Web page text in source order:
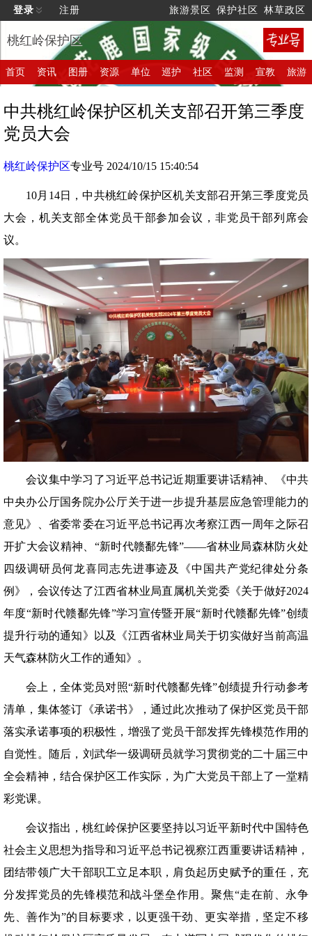
登录 注册 旅游景区 保护社区 林草政区
桃红岭保护区
首页 资讯 图册 资源 单位 巡护 社区 监测 宣教 旅游
中共桃红岭保护区机关支部召开第三季度
党员大会
桃红岭保护区专业号 2024/10/15 15:40:54
10月14日，中共桃红岭保护区机关支部召开第三季度党员
大会，机关支部全体党员干部参加会议，非党员干部列席会
议。
会议集中学习了习近平总书记近期重要讲话精神、《中共
中央办公厅国务院办公厅关于进一步提升基层应急管理能力的
意见》、省委常委在习近平总书记再次考察江西一周年之际召
开扩大会议精神、“新时代赣鄱先锋”——省林业局森林防火处
四级调研员何龙喜同志先进事迹及《中国共产党纪律处分条
例》，会议传达了江西省林业局直属机关党委《关于做好2024
年度“新时代赣鄱先锋”学习宣传暨开展“新时代赣鄱先锋”创绩
提升行动的通知》以及《江西省林业局关于切实做好当前高温
天气森林防火工作的通知》。
会上，全体党员对照“新时代赣鄱先锋”创绩提升行动参考
清单，集体签订《承诺书》，通过此次推动了保护区党员干部
落实承诺事项的积极性，增强了党员干部发挥先锋模范作用的
自觉性。随后，刘武华一级调研员就学习贯彻党的二十届三中
全会精神，结合保护区工作实际，为广大党员干部上了一堂精
彩党课。
会议指出，桃红岭保护区要坚持以习近平新时代中国特色
社会主义思想为指导和习近平总书记视察江西重要讲话精神，
团结带领广大干部职工立足本职，肩负起历史赋予的重任，充
分发挥党员的先锋模范和战斗堡垒作用。聚焦“走在前、永争
先、善作为”的目标要求，以更强干劲、更实举措，坚定不移